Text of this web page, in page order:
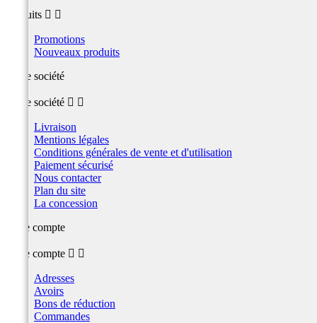
produits  
Promotions
Nouveaux produits
Notre société
Notre société  
Livraison
Mentions légales
Conditions générales de vente et d'utilisation
Paiement sécurisé
Nous contacter
Plan du site
La concession
Votre compte
Votre compte  
Adresses
Avoirs
Bons de réduction
Commandes